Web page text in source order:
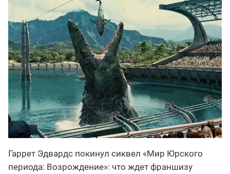
Гаррет Эдвардс покинул сиквел «Мир Юрского
периода: Возрождение»: что ждет франшизу